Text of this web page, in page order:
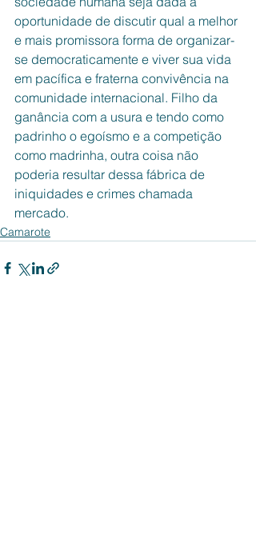
oportunidade de discutir qual a melhor
e mais promissora forma de organizar-
se democraticamente e viver sua vida
em pacífica e fraterna convivência na
comunidade internacional. Filho da
ganância com a usura e tendo como
padrinho o egoísmo e a competição
como madrinha, outra coisa não
poderia resultar dessa fábrica de
iniquidades e crimes chamada
mercado.
Camarote